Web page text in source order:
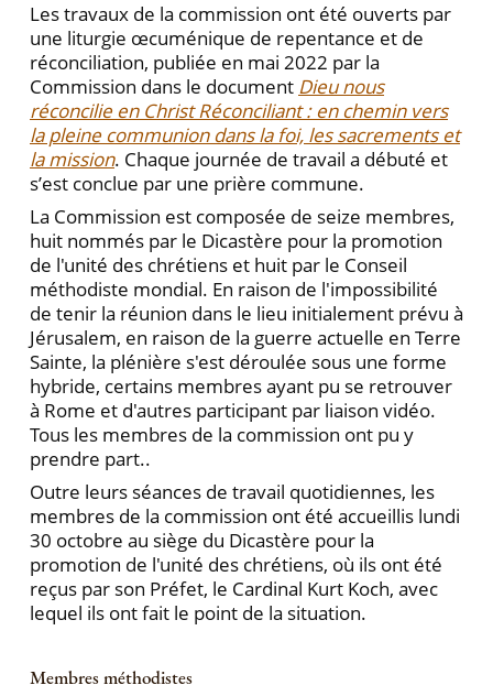
Les travaux de la commission ont été ouverts par
une liturgie œcuménique de repentance et de
réconciliation, publiée en mai 2022 par la
Commission dans le document Dieu nous
réconcilie en Christ Réconciliant : en chemin vers
la pleine communion dans la foi, les sacrements et
la mission. Chaque journée de travail a débuté et
s’est conclue par une prière commune.
La Commission est composée de seize membres,
huit nommés par le Dicastère pour la promotion
de l'unité des chrétiens et huit par le Conseil
méthodiste mondial. En raison de l'impossibilité
de tenir la réunion dans le lieu initialement prévu à
Jérusalem, en raison de la guerre actuelle en Terre
Sainte, la plénière s'est déroulée sous une forme
hybride, certains membres ayant pu se retrouver
à Rome et d'autres participant par liaison vidéo.
Tous les membres de la commission ont pu y
prendre part..
Outre leurs séances de travail quotidiennes, les
membres de la commission ont été accueillis lundi
30 octobre au siège du Dicastère pour la
promotion de l'unité des chrétiens, où ils ont été
reçus par son Préfet, le Cardinal Kurt Koch, avec
lequel ils ont fait le point de la situation.
Membres méthodistes